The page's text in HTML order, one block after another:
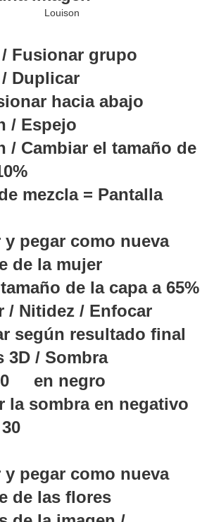
/ Fusionar grupo
/ Duplicar
hacia abajo
/ Espejo
/ Cambiar el tamaño de
mezcla = Pantalla
y pegar como nueva
de la mujer
de la capa a 65%
/ Nitidez / Enfocar
según resultado final
3D / Sombra
en negro
la sombra en negativo
y pegar como nueva
de las flores